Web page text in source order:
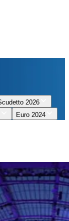
2026
Euro 2024